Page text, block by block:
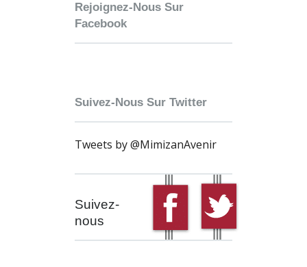
Rejoignez-Nous Sur
Facebook
Suivez-Nous Sur Twitter
Tweets by @MimizanAvenir
Suivez-
nous